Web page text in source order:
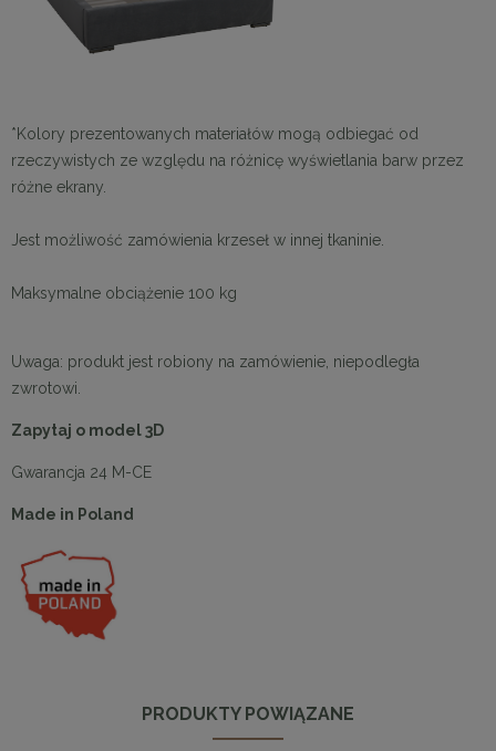
*Kolory prezentowanych materiałów mogą odbiegać od
rzeczywistych ze względu na różnicę wyświetlania barw przez
różne ekrany.
Jest możliwość zamówienia krzeseł w innej tkaninie.
Maksymalne obciążenie 100 kg
Uwaga: produkt jest robiony na zamówienie, niepodległa
zwrotowi.
Zapytaj o model 3D
Gwarancja 24 M-CE
Made in Poland
PRODUKTY POWIĄZANE